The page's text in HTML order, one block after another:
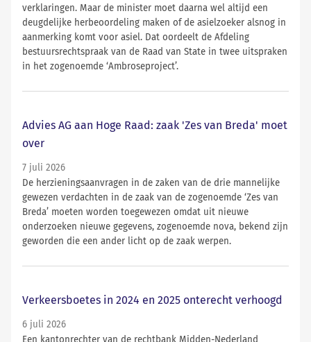
verklaringen. Maar de minister moet daarna wel altijd een
deugdelijke herbeoordeling maken of de asielzoeker alsnog in
aanmerking komt voor asiel. Dat oordeelt de Afdeling
bestuursrechtspraak van de Raad van State in twee uitspraken
in het zogenoemde ‘Ambroseproject’.
Advies AG aan Hoge Raad: zaak 'Zes van Breda' moet
over
7 juli 2026
De herzieningsaanvragen in de zaken van de drie mannelijke
gewezen verdachten in de zaak van de zogenoemde ‘Zes van
Breda’ moeten worden toegewezen omdat uit nieuwe
onderzoeken nieuwe gegevens, zogenoemde nova, bekend zijn
geworden die een ander licht op de zaak werpen.
Verkeersboetes in 2024 en 2025 onterecht verhoogd
6 juli 2026